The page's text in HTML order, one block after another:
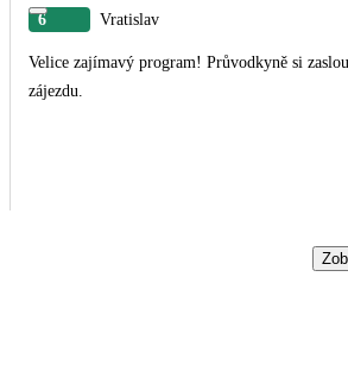
6 Vratislav
Velice zajímavý program! Průvodkyně si
zájezdu.